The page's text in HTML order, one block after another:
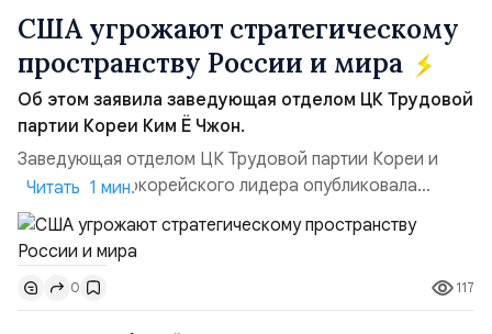
США угрожают стратегическому
пространству России и мира
Об этом заявила заведующая отделом ЦК Трудовой
партии Кореи Ким Ё Чжон.
Заведующая отделом ЦК Трудовой партии Кореи и
сестра северокорейского лидера опубликовала
заявление для прессы в ответ на проведение Токио
совместных с флотом США запусков крылатых ракет
Томагавк.«Япония отбросила обманчивую видимость
„исключительно оборонительной страны“ и выносит
вопрос о собственном ядерном вооружении на
Читать 1 мин.
0 117